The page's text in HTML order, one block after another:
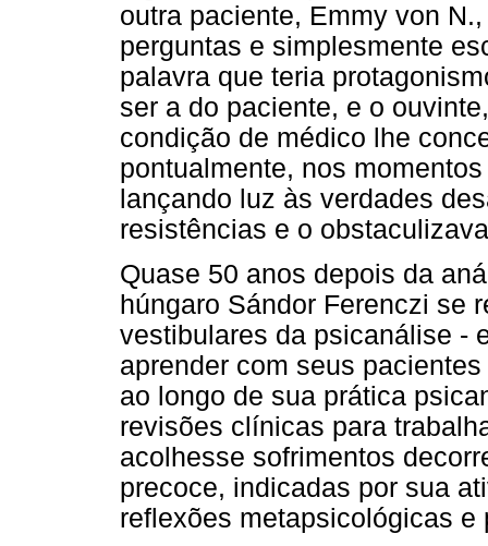
outra paciente, Emmy von
perguntas e simplesmente
palavra que teria
ser a do paciente, e o
condição de médico lhe
pontualmente, nos
lançando luz às verdades
resistências e o
Quase 50 anos depois da
húngaro Sándor Ferenczi se
vestibulares da psicanálise -
aprender com seus
ao longo de sua prática
revisões clínicas para
acolhesse sofrimentos
precoce, indicadas por sua
reflexões metapsicológicas e